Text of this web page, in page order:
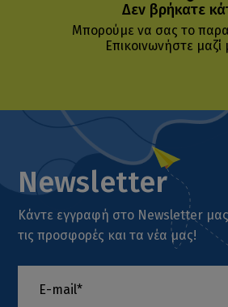
Δεν βρήκατε
Μπορούμε να σας το
Επικοινωνήστε μαζί
Newsletter
Κάντε εγγραφή στο Newsletter
τις προσφορές και τα νέα μας!